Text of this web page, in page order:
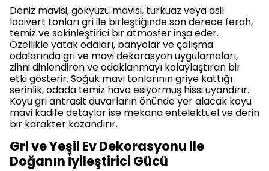
Deniz mavisi, gökyüzü mavisi, turkuaz veya asil
lacivert tonları gri ile birleştiğinde son derece ferah,
temiz ve sakinleştirici bir atmosfer inşa eder.
Özellikle yatak odaları, banyolar ve çalışma
odalarında gri ve mavi dekorasyon uygulamaları,
zihni dinlendiren ve odaklanmayı kolaylaştıran bir
etki gösterir. Soğuk mavi tonlarının griye kattığı
serinlik, odada temiz hava esiyormuş hissi uyandırır.
Koyu gri antrasit duvarların önünde yer alacak koyu
mavi kadife detaylar ise mekana entelektüel ve derin
bir karakter kazandırır.
Gri ve Yeşil Ev Dekorasyonu ile
Doğanın İyileştirici Gücü